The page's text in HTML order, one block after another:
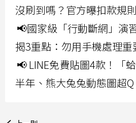
沒刷到嗎？官方曝扣款規
📢國家級「行動斷網」演
揭3重點：勿用手機處理重
📢 LINE免費貼圖4款！「
半年、熊大兔兔動態圖超Q